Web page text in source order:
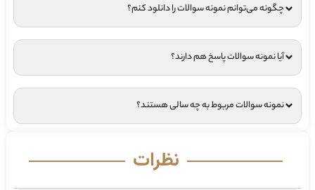
چگونه می‌توانم نمونه سوالات را دانلود کنم؟
آیا نمونه سوالات پاسخ هم دارند؟
نمونه سوالات مربوط به چه سالی هستند؟
نظرات